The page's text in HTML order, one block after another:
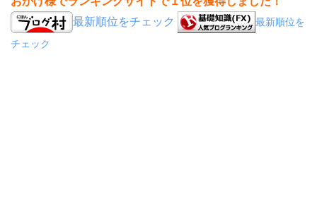
最新順位をチェック
最新順位を
チェック